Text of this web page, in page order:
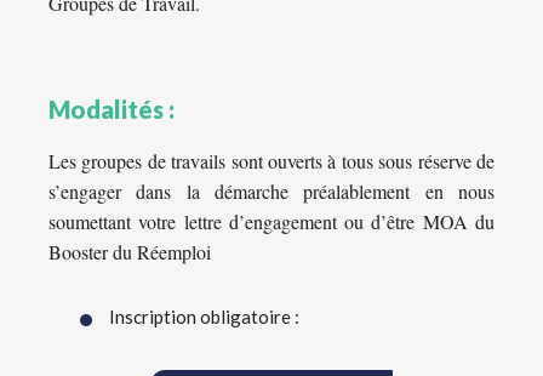
Modalités :
Les groupes de travails sont ouverts à tous sous réserve de
s’engager dans la démarche préalablement en nous
soumettant votre lettre d’engagement ou d’être MOA du
Booster du Réemploi
Inscription obligatoire :